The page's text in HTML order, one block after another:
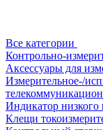
Все категории
Контрольно-
Аксессуары для
Измерительное-/
Индикатор низкого
Клещи